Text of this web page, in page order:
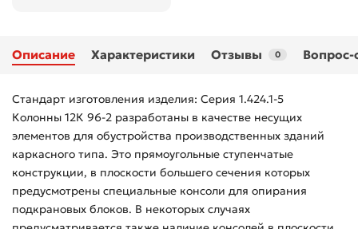
Описание Характеристики Отзывы 0 Вопрос-
Стандарт изготовления изделия: Серия 1.424.1-5
Колонны 12К 96-2 разработаны в качестве несущих
элементов для обустройства производственных зданий
каркасного типа. Это прямоугольные ступенчатые
конструкции, в плоскости большего сечения которых
предусмотрены специальные консоли для опирания
подкрановых блоков. В некоторых случаях